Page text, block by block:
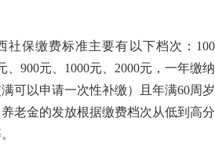
社保缴费标准主要有以下档次：100
、900元、1000元、2000元，一年缴纳
可以申请一次性补缴）且年满60周岁
老金的发放根据缴费档次从低到高分